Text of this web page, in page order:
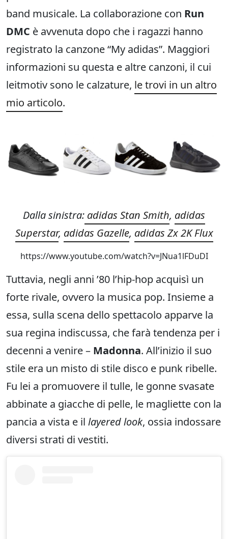
band musicale. La collaborazione con Run
DMC è avvenuta dopo che i ragazzi hanno
registrato la canzone “My adidas”. Maggiori
informazioni su questa e altre canzoni, il cui
leitmotiv sono le calzature, le trovi in un altro
mio articolo.
Dalla sinistra: adidas Stan Smith, adidas
Superstar, adidas Gazelle, adidas Zx 2K Flux
https://www.youtube.com/watch?v=JNua1lFDuDI
Tuttavia, negli anni ’80 l’hip-hop acquisì un
forte rivale, ovvero la musica pop. Insieme a
essa, sulla scena dello spettacolo apparve la
sua regina indiscussa, che farà tendenza per i
decenni a venire – Madonna. All’inizio il suo
stile era un misto di stile disco e punk ribelle.
Fu lei a promuovere il tulle, le gonne svasate
abbinate a giacche di pelle, le magliette con la
pancia a vista e il layered look, ossia indossare
diversi strati di vestiti.